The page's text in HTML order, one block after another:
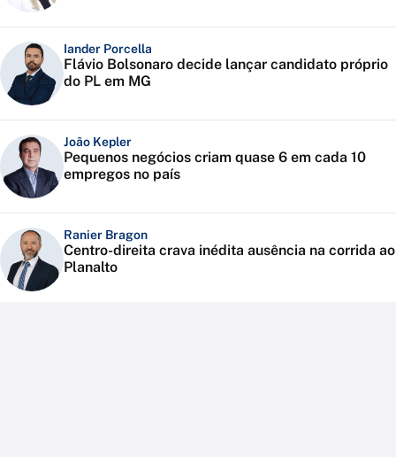
Iander Porcella
Flávio Bolsonaro decide lançar candidato próprio
do PL em MG
João Kepler
Pequenos negócios criam quase 6 em cada 10
empregos no país
Ranier Bragon
Centro-direita crava inédita ausência na corrida ao
Planalto